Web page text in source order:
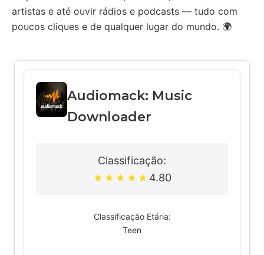
artistas e até ouvir rádios e podcasts — tudo com
poucos cliques e de qualquer lugar do mundo. 🌍
Audiomack: Music
Downloader
Classificação:
★ ★ ★ ★ ★ 4.80
Classificação Etária:
Teen